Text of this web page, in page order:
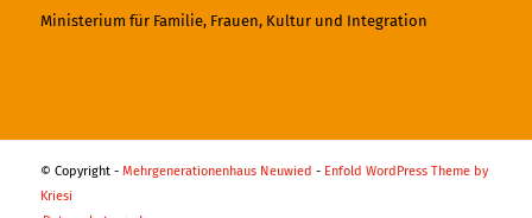
Ministerium für Familie, Frauen, Kultur und Integration
© Copyright - Mehrgenerationenhaus Neuwied - Enfold WordPress Theme by
Kriesi